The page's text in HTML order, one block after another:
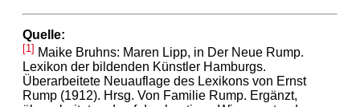
Quelle:
[1] Maike Bruhns: Maren Lipp, in Der Neue Rump.
Lexikon der bildenden Künstler Hamburgs.
Überarbeitete Neuauflage des Lexikons von Ernst
Rump (1912). Hrsg. Von Familie Rump. Ergänzt,